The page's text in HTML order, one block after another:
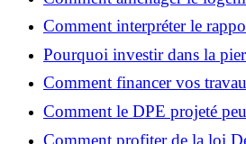
âgées et obtenir des aides
Comment interpréter le
en retenir l'essentiel ?
Pourquoi investir dans la
un choix sûr ?
Comment financer vos
aides, prêts et solutions
Comment le DPE projeté
valoriser votre bien ?
Comment profiter de la loi